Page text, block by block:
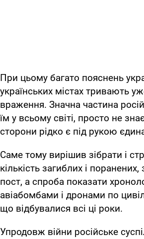
При цьому багато пояснень
українських містах тривають
враження. Значна частина
їм у всьому світі, просто не
сторони рідко є під рукою
Саме тому вирішив зібрати і
кількість загиблих і
пост, а спроба показати
авіабомбами і дронами по
що відбувалися всі ці роки.
Упродовж війни російське